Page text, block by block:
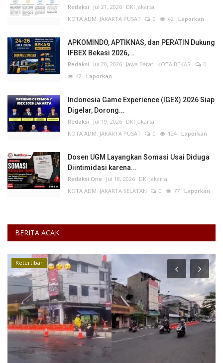
Redaksi Jul 21, 2026 DKI Jakarta
KOTA ADM. JAKARTA PUSAT
0 42 Laporkan
APKOMINDO, APTIKNAS, dan PERATIN Dukung
IFBEX Bekasi 2026,...
Redaksi Jul 20, 2026 Jawa Barat KOTA BEKASI
0
42 Laporkan
Indonesia Game Experience (IGEX) 2026 Siap
Digelar, Dorong...
Redaksi Jul 19, 2026 DKI Jakarta
KOTA ADM. JAKARTA PUSAT
0 124 Laporkan
Dosen UGM Layangkan Somasi Usai Diduga
Diintimidasi karena...
Redaksi One Jul 18, 2026 DKI Jakarta
KOTA ADM. JAKARTA SELATAN
0 77 Laporkan
BERITA ACAK
Ketertiban